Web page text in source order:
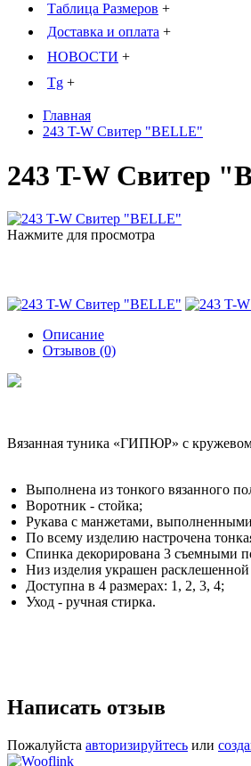
Таблица Размеров +
Доставка и оплата +
НОВОСТИ +
Tg +
Главная
243 T-W Свитер "BELLE"
243 T-W Свитер
Нажмите для просмотра
Описание
Отзывов (0)
Вязанная туника «ГИПЮР» c
Выполнена из тонкого вязанного
Воротник - стойка;
Рукава с манжетами,
По всему изделию настрочена
Спинка декорирована 3 съемными
Низ изделия украшен
Доступна в 4 размерах: 1, 2, 3, 4;
Уход - ручная стирка.
Написать отзыв
Пожалуйста авторизируйтесь или